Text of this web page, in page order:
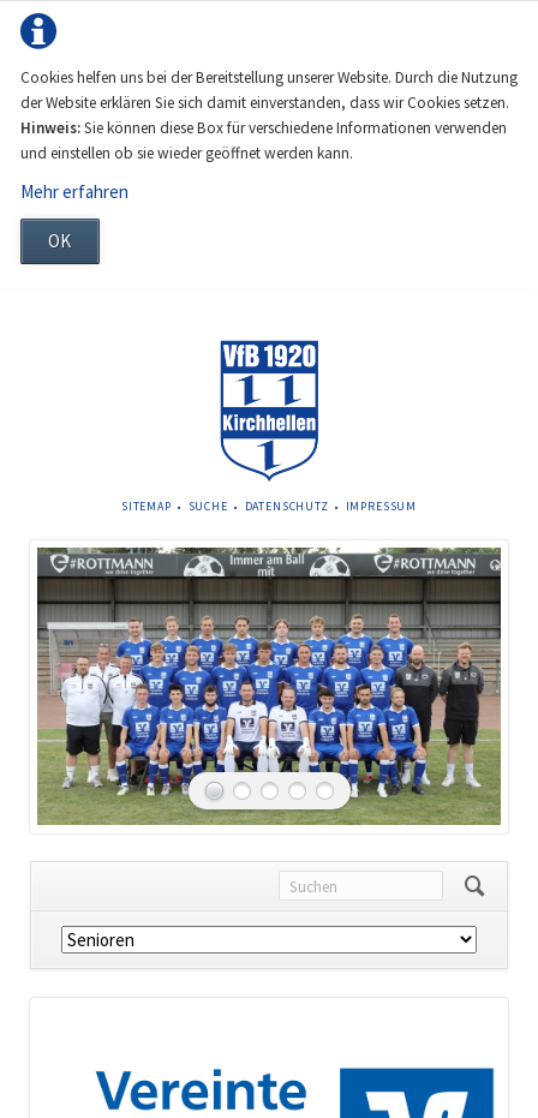
Cookies helfen uns bei der Bereitstellung unserer Website. Durch die Nutzung
der Website erklären Sie sich damit einverstanden, dass wir Cookies setzen.
Hinweis:Sie können diese Box für verschiedene Informationen verwenden
und einstellen ob sie wieder geöffnet werden kann.
Mehr erfahren
OK
NAVIGATION
SITEMAP SUCHE DATENSCHUTZ IMPRESSUM
Navigation
überspringen